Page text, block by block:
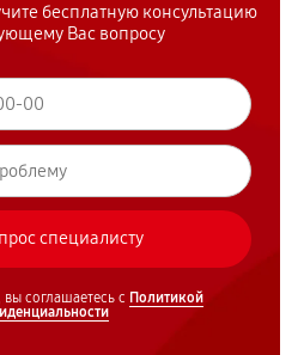
бесплатную консультацию
Вас вопросу
соглашаетесь с Политикой